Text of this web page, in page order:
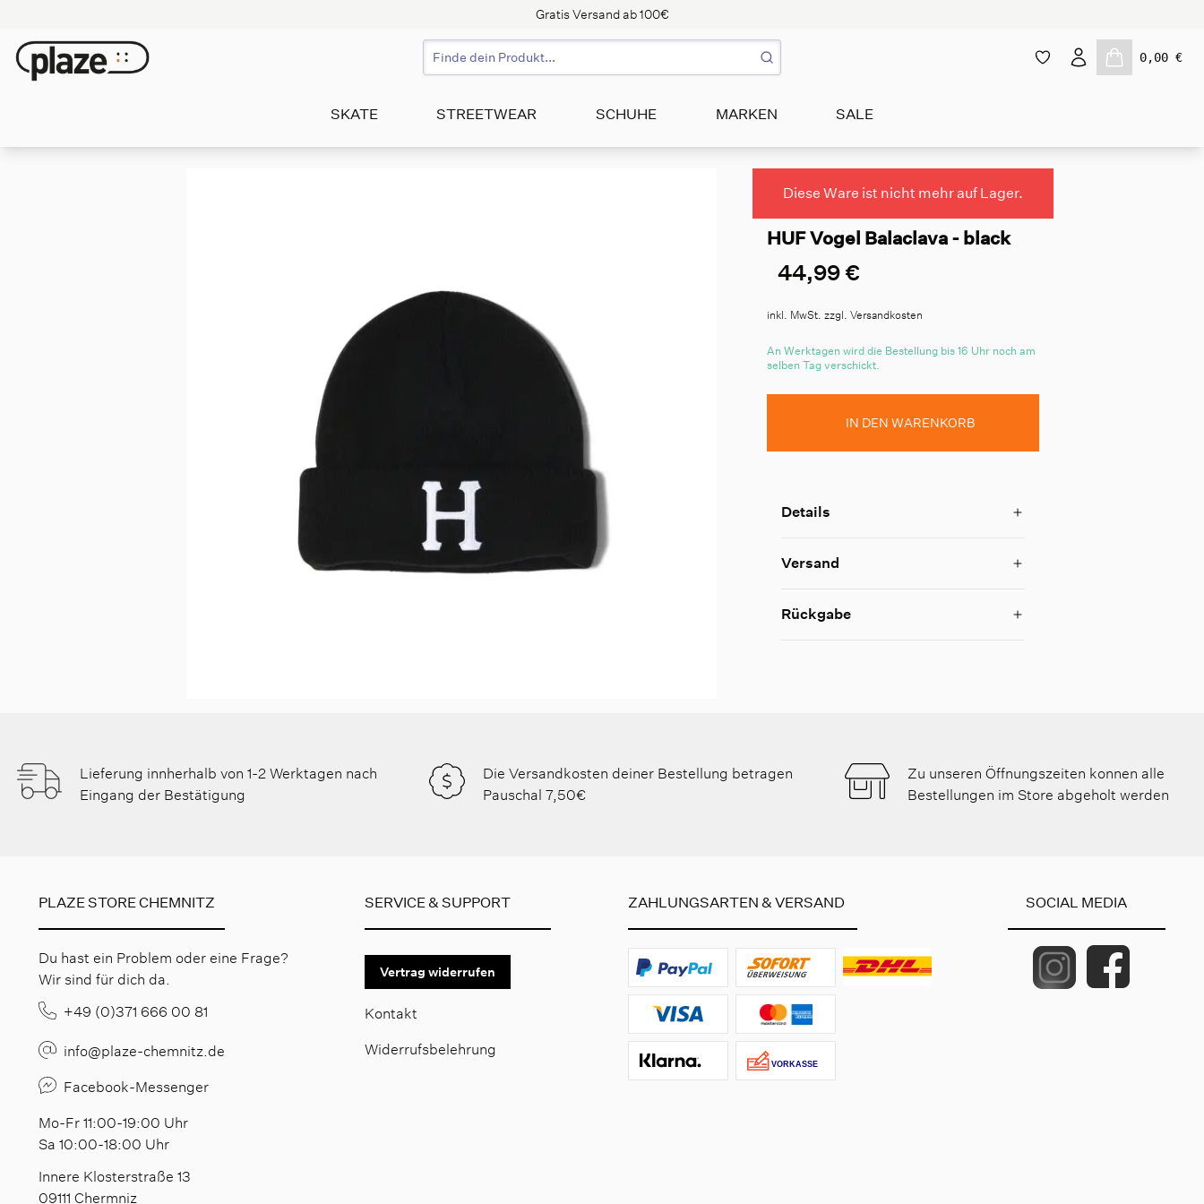
Gratis Versand ab 100€
0,00 €
SKATE STREETWEAR SCHUHE MARKEN SALE
Diese Ware ist nicht mehr auf Lager.
HUF Vogel Balaclava - black
44,99 €
inkl. MwSt. zzgl. Versandkosten
An Werktagen wird die Bestellung bis 16 Uhr noch am
selben Tag verschickt.
IN DEN WARENKORB
Details
Versand
Rückgabe
Lieferung innherhalb von 1-2 Werktagen nach
Eingang der Bestätigung
Die Versandkosten deiner Bestellung betragen
Pauschal 7,50€
Zu unseren Öffnungszeiten konnen alle
Bestellungen im Store abgeholt werden
PLAZE STORE CHEMNITZ
Du hast ein Problem oder eine Frage?
Wir sind für dich da.
+49 (0)371 666 00 81
info@plaze-chemnitz.de
Facebook-Messenger
Mo-Fr 11:00-19:00 Uhr
Sa 10:00-18:00 Uhr
Innere Klosterstraße 13
09111 Chermniz
SERVICE & SUPPORT
Vertrag widerrufen
Kontakt
Widerrufsbelehrung
ZAHLUNGSARTEN & VERSAND SOCIAL MEDIA